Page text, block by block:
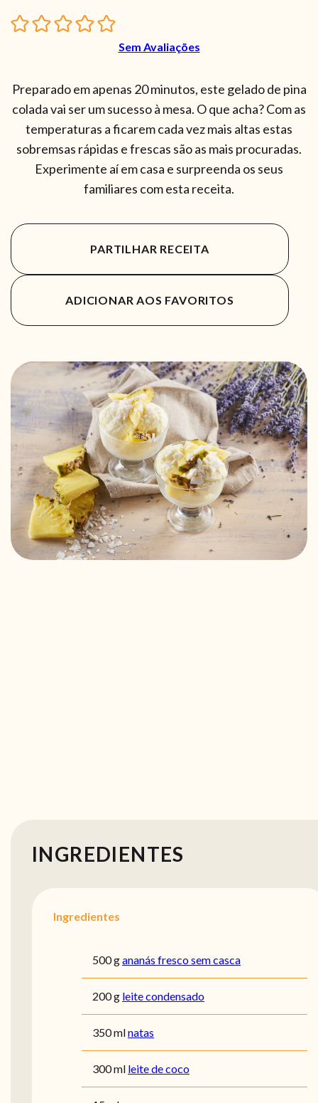
Sem Avaliações
Preparado em apenas 20 minutos, este gelado de pina
colada vai ser um sucesso à mesa. O que acha? Com as
temperaturas a ficarem cada vez mais altas estas
sobremsas rápidas e frescas são as mais procuradas.
Experimente aí em casa e surpreenda os seus
familiares com esta receita.
PARTILHAR RECEITA
ADICIONAR AOS FAVORITOS
INGREDIENTES
Ingredientes
500 gananás fresco sem casca
200 g leite condensado
350 mlnatas
300 ml leite de coco